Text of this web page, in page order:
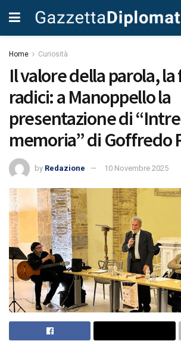
Home Curiosità
Il valore della parola,
radici: a Manoppello la
presentazione di
memoria” di Goffredo
by Redazione 10 Novembre 2025